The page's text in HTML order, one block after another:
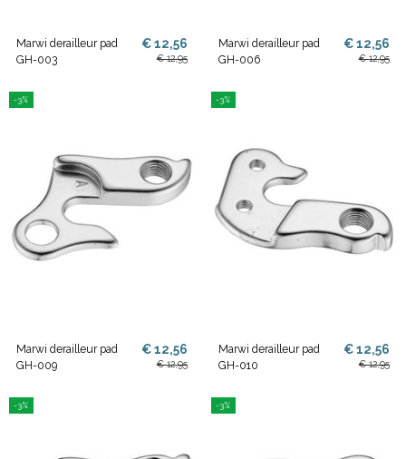
Marwi derailleur pad
GH-003
€ 12,56
€ 12,95
Marwi derailleur pad
GH-006
€ 12,56
€ 12,95
-3%
Marwi derailleur pad
GH-009
€ 12,56
€ 12,95
-3%
Marwi derailleur pad
GH-010
€ 12,56
€ 12,95
-3% -3%